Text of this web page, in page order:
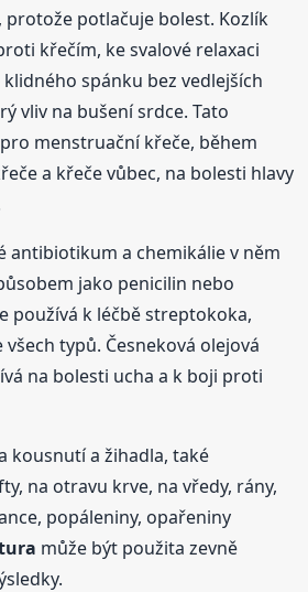
protože potlačuje bolest. Kozlík
křečím, ke svalové relaxaci
spánku bez vedlejších
vliv na bušení srdce. Tato
menstruační křeče, během
a křeče vůbec, na bolesti hlavy
antibiotikum a chemikálie v něm
jako penicilin nebo
používá k léčbě streptokoka,
typů. Česneková olejová
na bolesti ucha a k boji proti
kousnutí a žihadla, také
na otravu krve, na vředy, rány,
popáleniny, opařeniny
může být použita zevně